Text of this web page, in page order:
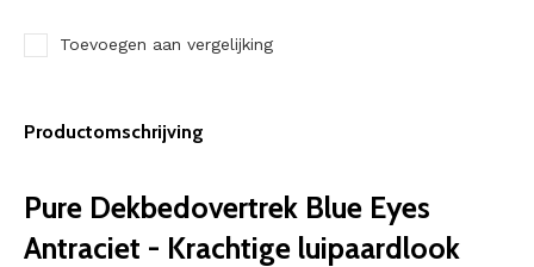
Toevoegen aan vergelijking
Productomschrijving
Pure Dekbedovertrek Blue Eyes
Antraciet - Krachtige luipaardlook